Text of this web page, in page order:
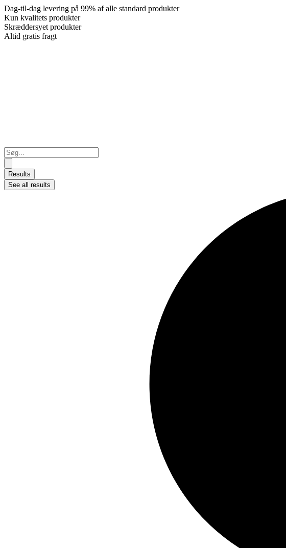
Dag-til-dag levering på 99% af alle standard produkter
Kun kvalitets produkter
Skræddersyet produkter
Altid gratis fragt
Search
...
Results
See all results